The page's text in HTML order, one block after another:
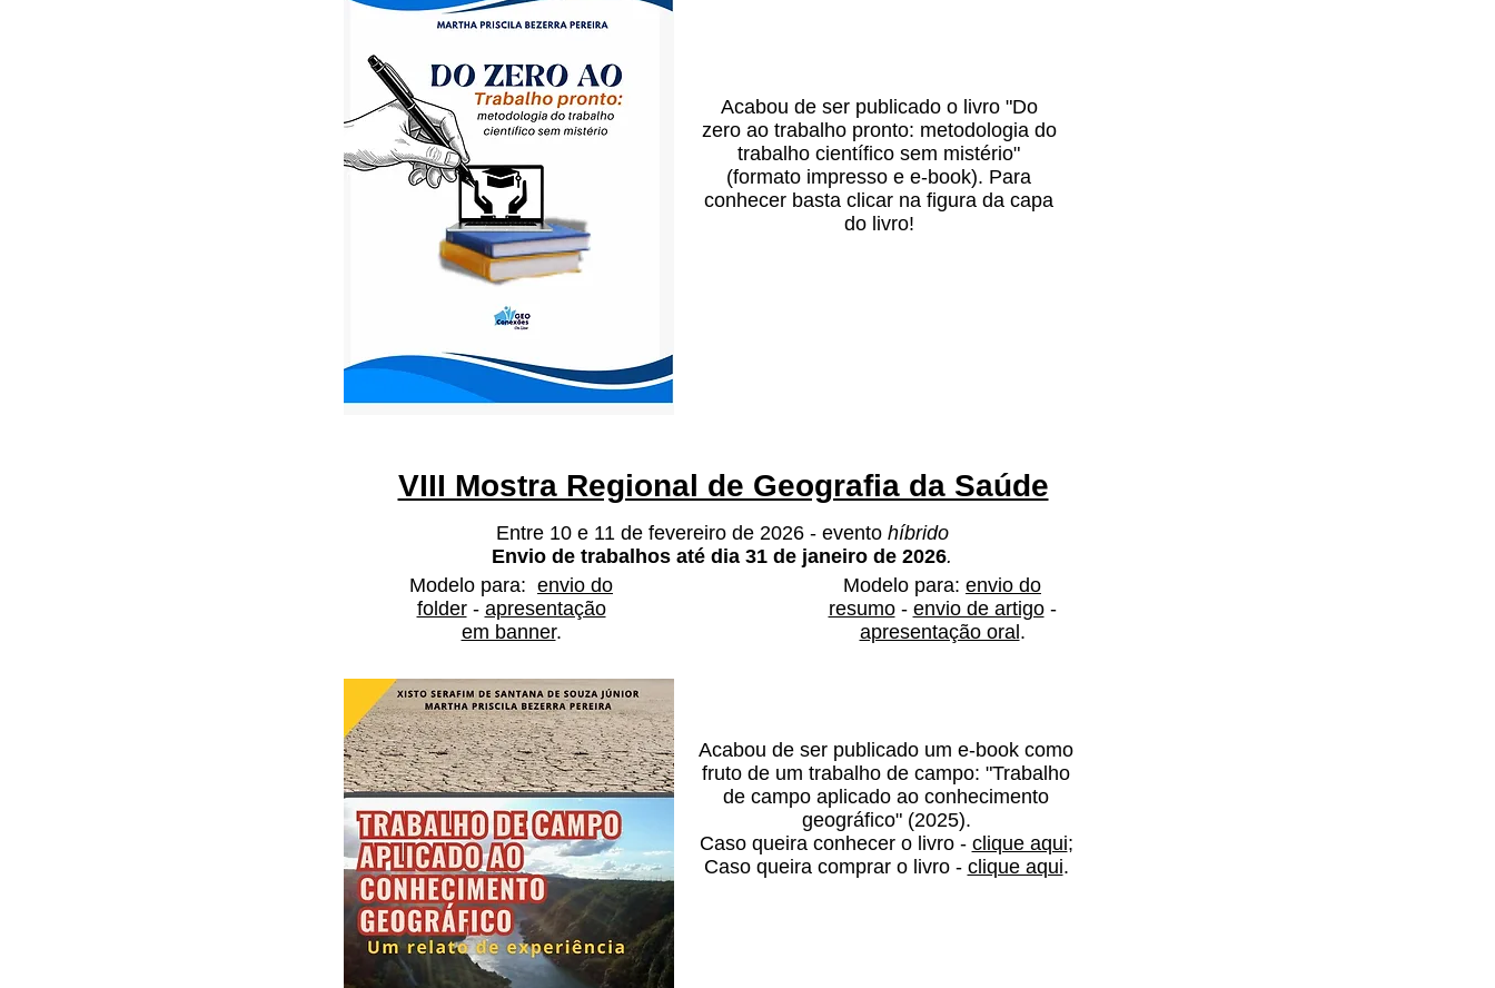
Acabou de ser publicado o livro "Do
zero ao trabalho pronto: metodologia do
trabalho científico sem mistério"
(formato impresso e e-book). Para
conhecer basta clicar na figura da capa
do livro!
VIII Mostra Regional de Geografia da Saúde
Entre 10 e 11 de fevereiro de 2026 - evento híbrido
Envio de trabalhos até dia 31 de janeiro de 2026.
Modelo para: envio do
folder- apresentação
em banner.
Modelo para: envio do
resumo- envio de artigo-
apresentação oral .
Acabou de ser publicado um e-book como
fruto de um trabalho de campo: "Trabalho
de campo aplicado ao conhecimento
geográfico" (2025).
Caso queira conhecer o livro - clique aqui;
Caso queira comprar o livro - clique aqui.